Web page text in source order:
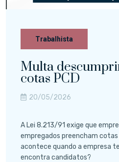
Trabalhista
Multa
cotas PCD
20/05/2026
A Lei 8.213/91 exige que
empregados preencham cotas
acontece quando a empresa
encontra candidatos?